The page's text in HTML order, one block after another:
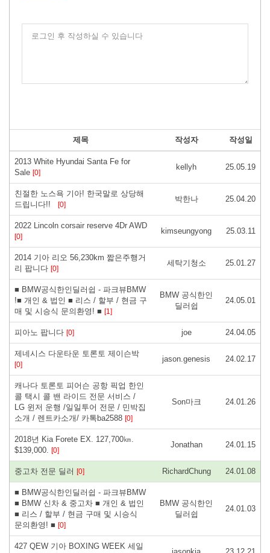
로그인 후 작성하실 수 있습니다
제목 작성자 작성일
2013 White Hyundai Santa Fe for
Sale [0]
kellyh 25.05.19
친절한 노스욕 기아! 한국말로 상당해
드립니다!! [0]
박한나 25.04.20
2022 Lincoln corsair reserve 4Dr AWD
[0]
kimseungyong 25.03.11
2014 기아 리오 56,230km 짧은주행거
리 팝니다 [0]
세탁기청소 25.01.27
■ BMW공식한인딜러쉽 - 파크뷰BMW
!■ 개인 & 법인 ■ 리스 / 할부 / 현금 구
매 및 시승식 문의환영! ■ [1]
BMW 공식한인
딜러쉽
24.05.01
피아노 팝니다 [0] joe 24.04.05
제네시스 다운타운 토론토 제이슨박
[0]
jason.genesis 24.02.17
캐나다 토론토 피어슨 공항 픽업 한인
콜 택시 콜 밴 라이드 전문 서비스 /
LG 윈저 운행 /일일투어 전문 / 민박집
소개 / 렌트카소개/ 카톡ba2588 [0]
Son마크 24.01.26
2018년 Kia Forete EX. 127,700㎞.
$139,000. [0]
Jonathan 24.01.15
중고차 전문 딜러 [0] RichardChung 24.01.08
■ BMW공식한인딜러쉽 - 파크뷰BMW
■ BMW 신차 & 중고차 ■ 개인 & 법인
■ 리스 / 할부 / 현금 구매 및 시승식
문의환영! ■ [0]
BMW 공식한인
딜러쉽
24.01.03
427 QEW 기아 BOXING WEEK 세일
jasonkia 23.12.21